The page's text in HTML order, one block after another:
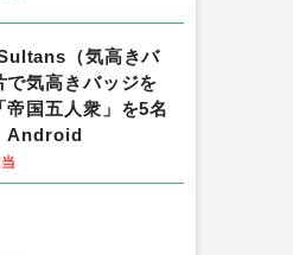
（気高きバ
で気高きバッジを
帝国五人衆」を5名
Android